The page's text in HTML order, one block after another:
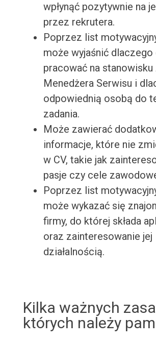
wpłynąć pozytywnie na
przez rekrutera.
Poprzez list
może wyjaśnić dlaczego
pracować na
Menedżera Serwisu i
odpowiednią osobą do
zadania.
Może zawierać
informacje, które nie
w CV, takie jak
pasje czy cele
Poprzez list
może wykazać się
firmy, do której składa
oraz zainteresowanie jej
działalnością.
Kilka ważnych
których należy